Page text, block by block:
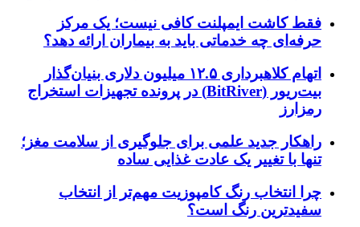
فقط کاشت ایمپلنت کافی نیست؛ یک مرکز
حرفه‌ای چه خدماتی باید به بیماران ارائه دهد؟
اتهام کلاهبرداری ۱۲.۵ میلیون دلاری بنیان‌گذار
بیت‌ریور (BitRiver) در پرونده تجهیزات استخراج
رمزارز
راهکار جدید علمی برای جلوگیری از سلامت مغز؛
تنها با تغییر یک عادت غذایی ساده
چرا انتخاب رنگ کامپوزیت مهم‌تر از انتخاب
سفیدترین رنگ است؟